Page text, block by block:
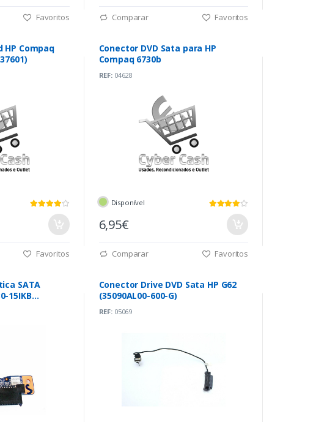
Favoritos Comparar Favoritos
HP Compaq
Favoritos
Conector DVD Sata para HP
Compaq 6730b
REF:04628
Disponível
6,95€
Comparar Favoritos
SATA
15IKB
Conector Drive DVD Sata HP G62
(35090AL00-600-G)
REF:05069